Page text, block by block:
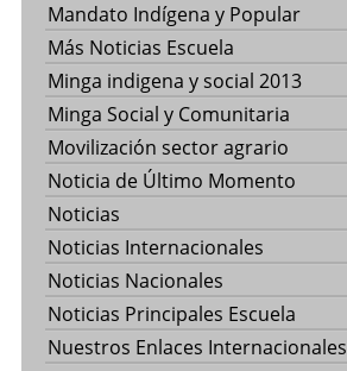
Mandato Indígena y Popular
Más Noticias Escuela
Minga indigena y social 2013
Minga Social y Comunitaria
Movilización sector agrario
Noticia de Último Momento
Noticias
Noticias Internacionales
Noticias Nacionales
Noticias Principales Escuela
Nuestros Enlaces Internacionales